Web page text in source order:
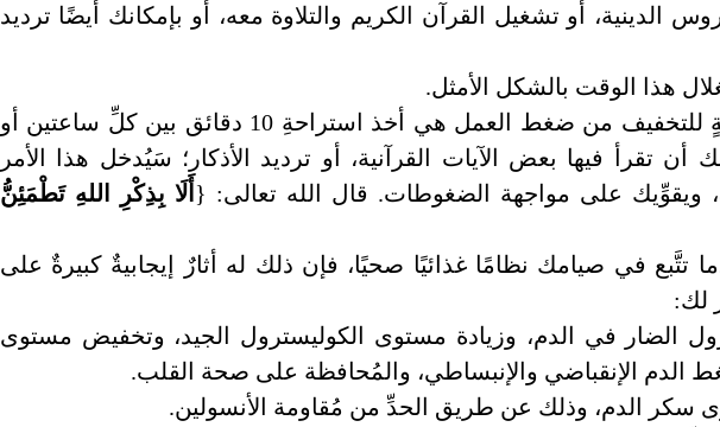
الدينية، أو تشغيل القرآن الكريم والتلاوة معه، أو بإمكانك أيضًا ترديد
هذا الوقت بالشكل الأمثل.
ضغط العمل: أفضل طريقةٍ للتخفيف من ضغط العمل هي أخذ استراحةِ 10 دقائق بين كلِّ ساعتين أو
تقرأ فيها بعض الآيات القرآنية، أو ترديد الأذكار؛ سَيُدخل هذا الأمر
ويقوِّيك على مواجهة الضغوطات. قال الله تعالى: { أَلَا بِذِكْرِ اللهِ تَطْمَئِنُّ
تتَّبع في صيامك نظامًا غذائيًا صحيًا، فإن ذلك له أثارٌ إيجابيةٌ كبيرةٌ على
لك:
الضار في الدم، وزيادة مستوى الكوليسترول الجيد، وتخفيض مستوى
الدم الإنقباضي والإنبساطي، والمُحافظة على صحة القلب.
الدم، وذلك عن طريق الحدِّ من مُقاومة الأنسولين.